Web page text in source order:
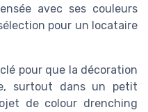
avec ses couleurs
pour un locataire
pour que la décoration
surtout dans un petit
de colour drenching